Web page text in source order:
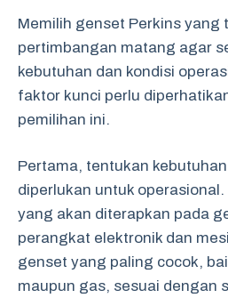
Memilih genset Perkins yang
pertimbangan matang agar
kebutuhan dan kondisi
faktor kunci perlu
pemilihan ini.
Pertama, tentukan
diperlukan untuk
yang akan diterapkan pada
perangkat elektronik dan
genset yang paling cocok,
maupun gas, sesuai dengan